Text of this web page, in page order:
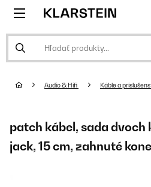
Audio & Hifi Káble a
patch kábel, sada dvoch
jack, 15 cm, zahnuté